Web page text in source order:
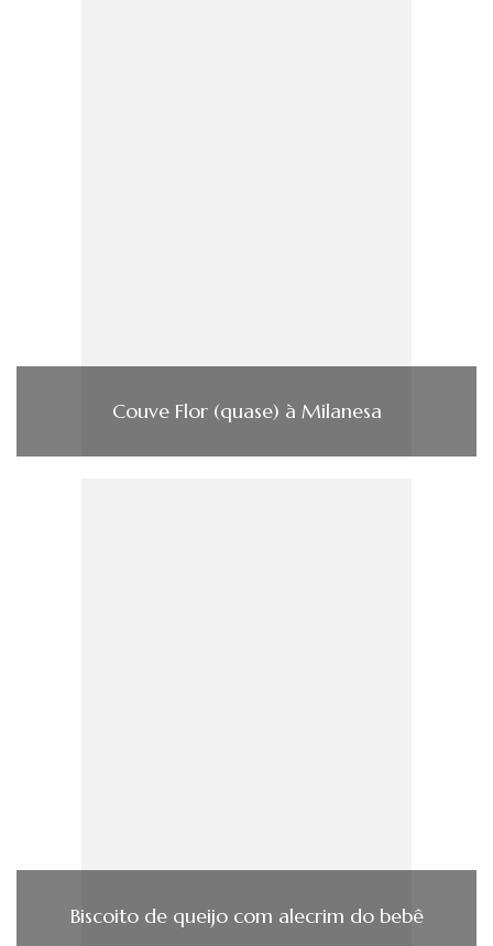
Couve Flor (quase) à Milanesa
Biscoito de queijo com alecrim do bebê